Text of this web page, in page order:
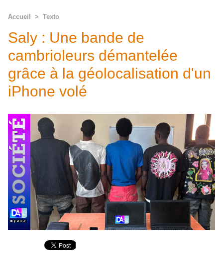
Accueil > Texto
Saly : Une bande de
cambrioleurs démantelée
grâce à la géolocalisation d'un
iPhone volé